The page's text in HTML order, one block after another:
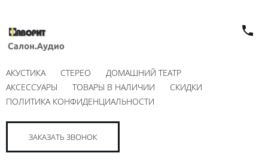
АКУСТИКА СТЕРЕО
ДОМАШНИЙ ТЕАТР
АКСЕССУАРЫ
ТОВАРЫ В НАЛИЧИИ
СКИДКИ
ПОЛИТИКА КОНФИДЕНЦИАЛЬНОСТИ
ЗАКАЗАТЬ ЗВОНОК